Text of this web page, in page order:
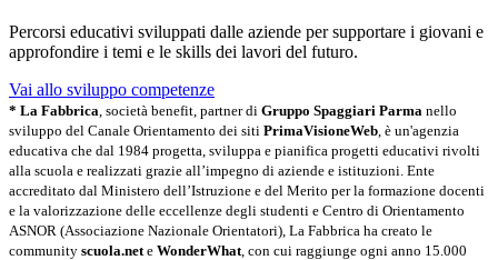
Percorsi educativi sviluppati dalle aziende per supportare i giovani e
approfondire i temi e le skills dei lavori del futuro.
Vai allo sviluppo competenze
* La Fabbrica , società benefit, partner di Gruppo Spaggiari Parma nello
sviluppo del Canale Orientamento dei siti PrimaVisioneWeb , è un'agenzia
educativa che dal 1984 progetta, sviluppa e pianifica progetti educativi rivolti
alla scuola e realizzati grazie all’impegno di aziende e istituzioni. Ente
accreditato dal Ministero dell’Istruzione e del Merito per la formazione docenti
e la valorizzazione delle eccellenze degli studenti e Centro di Orientamento
ASNOR (Associazione Nazionale Orientatori), La Fabbrica ha creato le
community scuola.net e WonderWhat , con cui raggiunge ogni anno 15.000